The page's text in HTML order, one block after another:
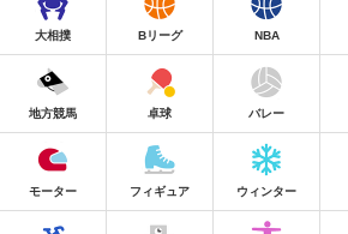
大相撲 Bリーグ NBA
地方競馬 卓球 バレー
モーター フィギュア ウィンター